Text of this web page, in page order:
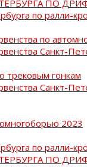
ПО
по ралли-
по
Санкт-
трековым гонкам
Санкт-
2023
по ралли-
ПО